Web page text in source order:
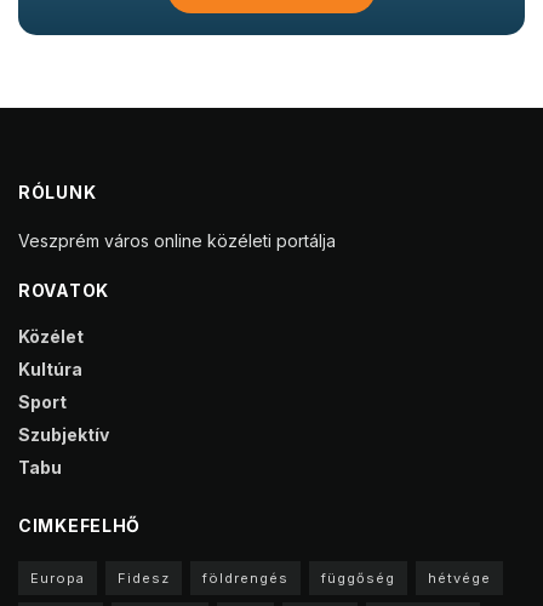
RÓLUNK
Veszprém város online közéleti portálja
ROVATOK
Közélet
Kultúra
Sport
Szubjektív
Tabu
CIMKEFELHŐ
Europa Fidesz földrengés függőség hétvége